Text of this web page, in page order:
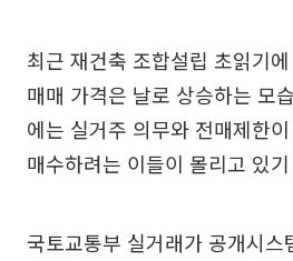
최근 재건축 조합설립 초읽기
매매 가격은 날로 상승하는 모
에는 실거주 의무와 전매제한
매수하려는 이들이 몰리고 있
국토교통부 실거래가 공개시